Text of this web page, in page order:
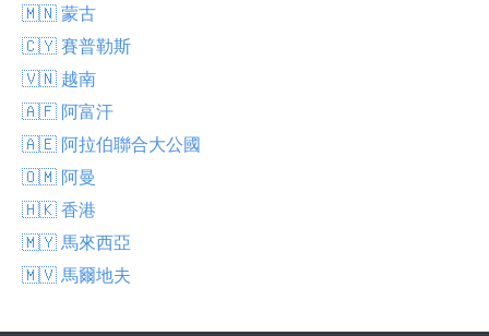
🇲🇳 蒙古
🇨🇾 賽普勒斯
🇻🇳 越南
🇦🇫 阿富汗
🇦🇪 阿拉伯聯合大公國
🇴🇲 阿曼
🇭🇰 香港
🇲🇾 馬來西亞
🇲🇻 馬爾地夫